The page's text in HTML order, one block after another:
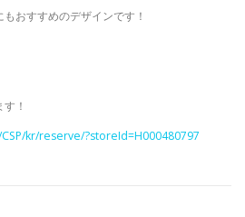
おすすめのデザインです！
！
kr/reserve/?storeId=H000480797